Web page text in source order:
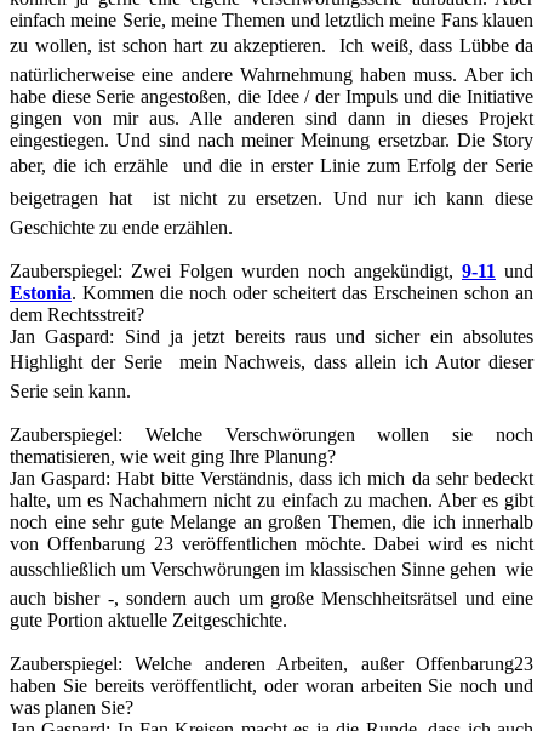
einfach meine Serie, meine Themen und letztlich meine Fans klauen
zu wollen, ist schon hart zu akzeptieren.  Ich weiß, dass Lübbe da
natürlicherweise eine andere Wahrnehmung haben muss. Aber ich
habe diese Serie angestoßen, die Idee / der Impuls und die Initiative
gingen von mir aus. Alle anderen sind dann in dieses Projekt
eingestiegen. Und sind nach meiner Meinung ersetzbar. Die Story
aber, die ich erzähle  und die in erster Linie zum Erfolg der Serie
beigetragen hat  ist nicht zu ersetzen. Und nur ich kann diese
Geschichte zu ende erzählen.
Zauberspiegel: Zwei Folgen wurden noch angekündigt, 9-11 und
Estonia. Kommen die noch oder scheitert das Erscheinen schon an
dem Rechtsstreit?
Jan Gaspard: Sind ja jetzt bereits raus und sicher ein absolutes
Highlight der Serie  mein Nachweis, dass allein ich Autor dieser
Serie sein kann.
Zauberspiegel: Welche Verschwörungen wollen sie noch
thematisieren, wie weit ging Ihre Planung?
Jan Gaspard:Habt bitte Verständnis, dass ich mich da sehr bedeckt
halte, um es Nachahmern nicht zu einfach zu machen. Aber es gibt
noch eine sehr gute Melange an großen Themen, die ich innerhalb
von Offenbarung 23 veröffentlichen möchte. Dabei wird es nicht
ausschließlich um Verschwörungen im klassischen Sinne gehen  wie
auch bisher -, sondern auch um große Menschheitsrätsel und eine
gute Portion aktuelle Zeitgeschichte.
Zauberspiegel:Welche anderen Arbeiten, außer Offenbarung23
haben Sie bereits veröffentlicht, oder woran arbeiten Sie noch und
was planen Sie?